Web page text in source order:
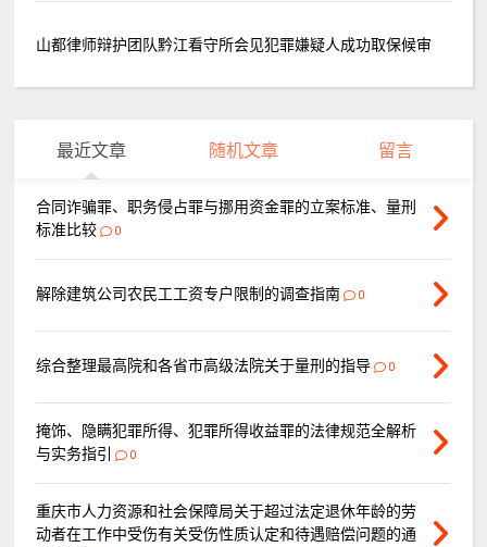
山都律师辩护团队黔江看守所会见犯罪嫌疑人成功取保候审
最近文章 随机文章 留言
合同诈骗罪、职务侵占罪与挪用资金罪的立案标准、量刑
标准比较
0
解除建筑公司农民工工资专户限制的调查指南 0
综合整理最高院和各省市高级法院关于量刑的指导 0
掩饰、隐瞒犯罪所得、犯罪所得收益罪的法律规范全解析
与实务指引
0
重庆市人力资源和社会保障局关于超过法定退休年龄的劳
动者在工作中受伤有关受伤性质认定和待遇赔偿问题的通